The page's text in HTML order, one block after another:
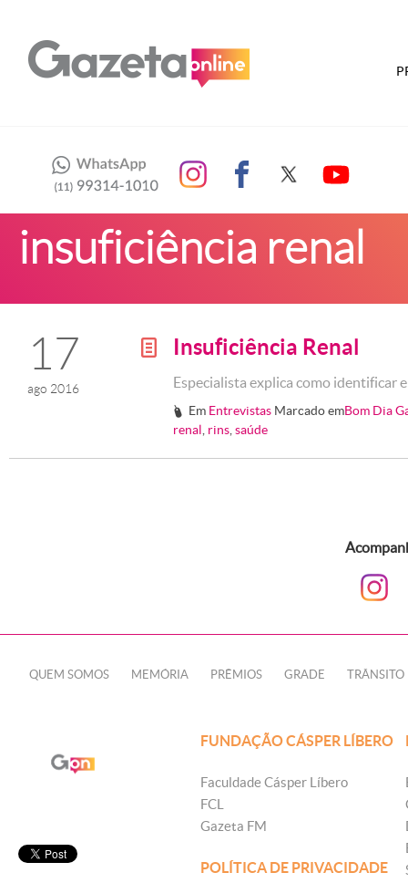
insuficiência renal
17
ago 2016
g Insuficiência Renal
Especialista explica como identificar
# Em Entrevistas Marcado emBom Dia
renal rins saúde
QUEM SOMOS MEMÓRIA PRÊMIOS GRADE TRÂNSITO
FUNDAÇÃO CÁSPER LÍBERO
Faculdade Cásper Líbero
FCL
Gazeta FM
POLÍTICA DE PRIVACIDADE